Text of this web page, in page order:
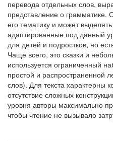
перевода отдельных слов,
представление о грамматике.
его тематику и может
адаптированные под данный
для детей и подростков, но
Чаще всего, это сказки и
используется ограниченный
простой и распространенной
слов). Для текста характерны
отсутствие сложных
уровня авторы максимально
чтобы чтение не вызывало